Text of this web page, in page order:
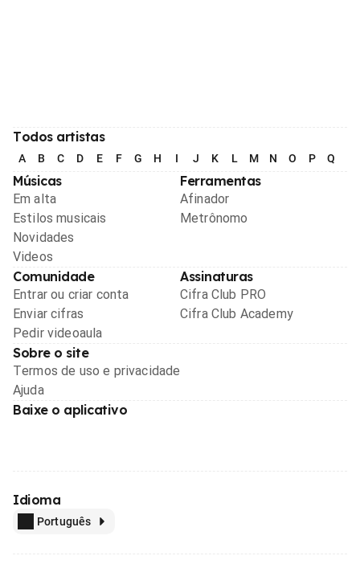
Todos artistas
A B C D E F G H I J K L M N O P Q
Músicas
Em alta
Estilos musicais
Novidades
Videos
Ferramentas
Afinador
Metrônomo
Comunidade
Entrar ou criar conta
Enviar cifras
Pedir videoaula
Assinaturas
Cifra Club PRO
Cifra Club Academy
Sobre o site
Termos de uso e privacidade
Ajuda
Baixe o aplicativo
Idioma
Português